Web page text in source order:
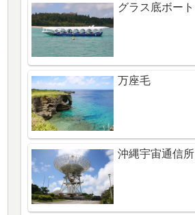
グラス底ボート
万座毛
沖縄宇宙通信所